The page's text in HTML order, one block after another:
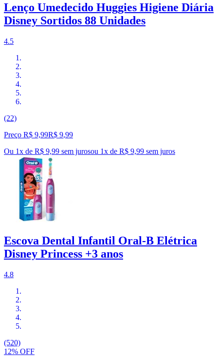
Lenço Umedecido Huggies Higiene Diária
Disney Sortidos 88 Unidades
4.5
(22)
Preço R$ 9,99R$ 9,99
Ou 1x de R$ 9,99 sem jurosou 1x de R$ 9,99 sem juros
Escova Dental Infantil Oral-B Elétrica
Disney Princess +3 anos
4.8
(520)
12% OFF